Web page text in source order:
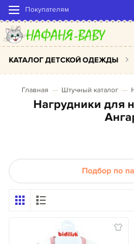
Покупателям
КАТАЛОГ ДЕТСКОЙ ОДЕЖДЫ
Главная Штучный каталог
Нагрудники для новорожденных в
Подбор по